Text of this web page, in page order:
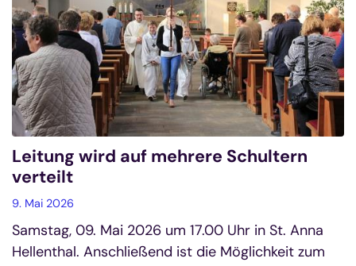
Leitung wird auf mehrere Schultern
verteilt
9. Mai 2026
Samstag, 09. Mai 2026 um 17.00 Uhr in St. Anna
Hellenthal. Anschließend ist die Möglichkeit zum